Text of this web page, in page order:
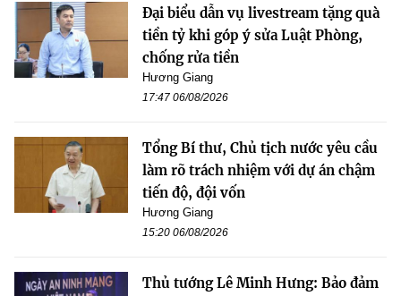
Đại biểu dẫn vụ livestream tặng quà
tiền tỷ khi góp ý sửa Luật Phòng,
chống rửa tiền
Hương Giang
17:47 06/08/2026
Tổng Bí thư, Chủ tịch nước yêu cầu
làm rõ trách nhiệm với dự án chậm
tiến độ, đội vốn
Hương Giang
15:20 06/08/2026
Thủ tướng Lê Minh Hưng: Bảo đảm